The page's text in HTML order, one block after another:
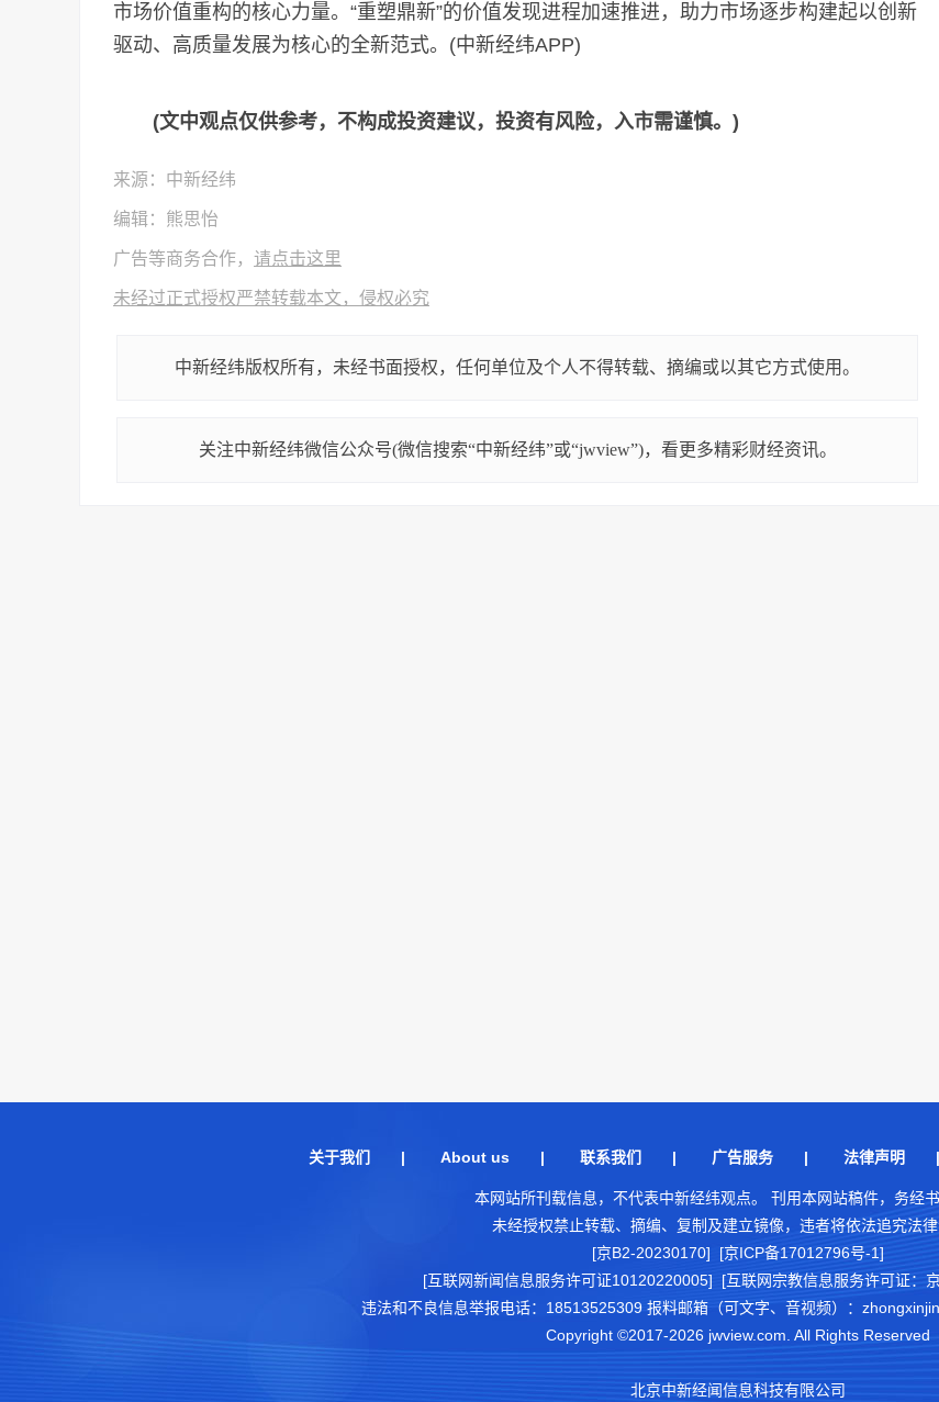
市场价值重构的核心力量。“重塑鼎新”的价值发现进程加速推进，助力市场逐步构建起以创新
驱动、高质量发展为核心的全新范式。(中新经纬APP)
(文中观点仅供参考，不构成投资建议，投资有风险，入市需谨慎。)
来源：中新经纬
编辑：熊思怡
广告等商务合作， 请点击这里
未经过正式授权严禁转载本文，侵权必究
中新经纬版权所有，未经书面授权，任何单位及个人不得转载、摘编或以其它方式使用。
关注中新经纬微信公众号(微信搜索“中新经纬”或“jwview”)，看更多精彩财经资讯。
关于我们 | About us| 联系我们 | 广告服务| 法律声明
本网站所刊载信息，不代表中新经纬观点。 刊用本网站稿件，务经书
未经授权禁止转载、摘编、复制及建立镜像，违者将依法追究法
[京B2-20230170] [京ICP备17012796号-1]
[互联网新闻信息服务许可证10120220005]
[互联网宗教信息服务许可证：
违法和不良信息举报电话：18513525309 报料邮箱（可文字、音视频）：
Copyright ©2017-2026 jwview.com. All Rights Reserved
北京中新经闻信息科技有限公司